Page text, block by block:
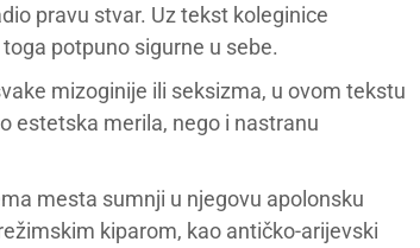
pravu stvar. Uz tekst koleginice
potpuno sigurne u sebe.
mizoginije ili seksizma, u ovom tekstu
estetska merila, nego i nastranu
mesta sumnji u njegovu apolonsku
kiparom, kao antičko-arijevski